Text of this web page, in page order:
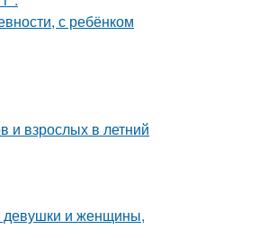
с ребёнком
и взрослых в летний
девушки и женщины,